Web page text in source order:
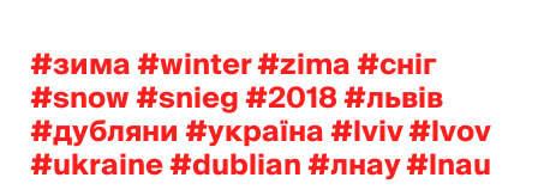
#зима #winter #zima #сніг
#snow #snieg #2018 #львів
#дубляни #україна #lviv #lvov
#ukraine #dublian #лнау #lnau